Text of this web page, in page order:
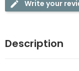
Write your
Description